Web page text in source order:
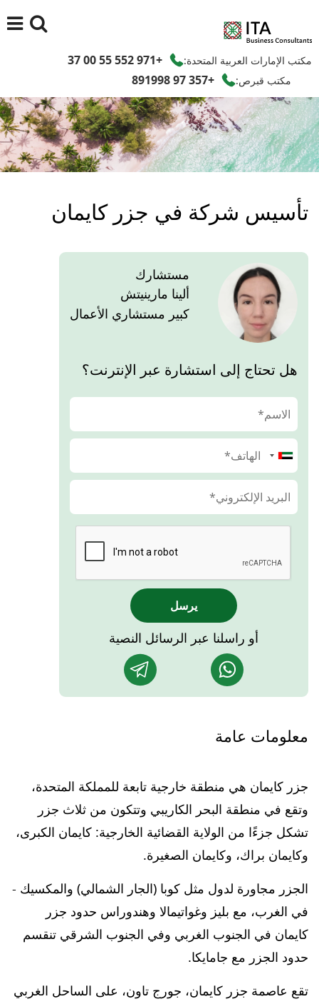
مكتب الإمارات العربية المتحدة: +971 552 55 00 37
مكتب قبرص: +357 97 891998
تأسيس شركة في جزر كايمان
مستشارك
ألينا مارينيتش
كبير مستشاري الأعمال
هل تحتاج إلى استشارة عبر الإنترنت؟
يرسل
أو راسلنا عبر الرسائل النصية
معلومات عامة
جزر كايمان هي منطقة خارجية تابعة للمملكة المتحدة،
وتقع في منطقة البحر الكاريبي وتتكون من ثلاث جزر
تشكل جزءًا من الولاية القضائية الخارجية: كايمان الكبرى،
وكايمان براك، وكايمان الصغيرة.
الجزر مجاورة لدول مثل كوبا (الجار الشمالي) والمكسيك -
في الغرب، مع بليز وغواتيمالا وهندوراس حدود جزر
كايمان في الجنوب الغربي وفي الجنوب الشرقي تنقسم
حدود الجزر مع جامايكا.
تقع عاصمة جزر كايمان، جورج تاون، على الساحل الغربي